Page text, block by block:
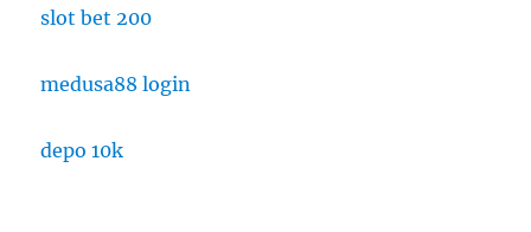
slot bet 200
medusa88 login
depo 10k